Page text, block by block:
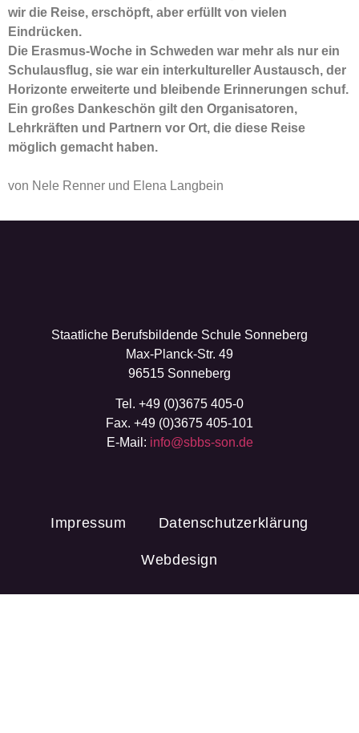
wir die Reise, erschöpft, aber erfüllt von vielen
Eindrücken.
Die Erasmus-Woche in Schweden war mehr als nur ein
Schulausflug, sie war ein interkultureller Austausch, der
Horizonte erweiterte und bleibende Erinnerungen schuf.
Ein großes Dankeschön gilt den Organisatoren,
Lehrkräften und Partnern vor Ort, die diese Reise
möglich gemacht haben.
von Nele Renner und Elena Langbein
Staatliche Berufsbildende Schule Sonneberg
Max-Planck-Str. 49
96515 Sonneberg
Tel. +49 (0)3675 405-0
Fax. +49 (0)3675 405-101
E-Mail: info@sbbs-son.de
Impressum Datenschutzerklärung
Webdesign